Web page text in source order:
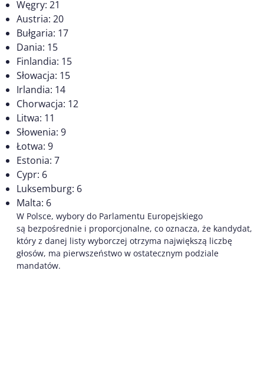
Węgry: 21
Austria: 20
Bułgaria: 17
Dania: 15
Finlandia: 15
Słowacja: 15
Irlandia: 14
Chorwacja: 12
Litwa: 11
Słowenia: 9
Łotwa: 9
Estonia: 7
Cypr: 6
Luksemburg: 6
Malta: 6
W Polsce, wybory do Parlamentu Europejskiego
są bezpośrednie i proporcjonalne, co oznacza, że kandydat,
który z danej listy wyborczej otrzyma największą liczbę
głosów, ma pierwszeństwo w ostatecznym podziale
mandatów.